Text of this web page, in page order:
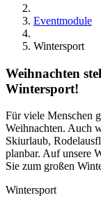
Eventmodule
Wintersport
Weihnachten
Wintersport!
Für viele Menschen
Weihnachten. Auch
Skiurlaub,
planbar. Auf unsere
Sie zum großen
Wintersport